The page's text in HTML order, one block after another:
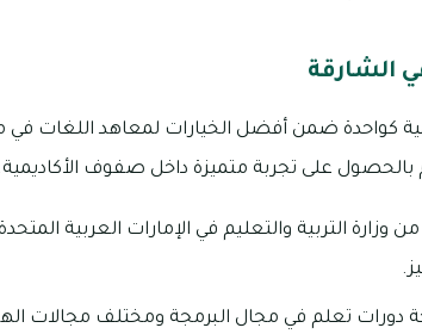
الشارقة
كواحدة ضمن أفضل الخيارات لمعاهد اللغات في
على تجربة متميزة داخل صفوف الأكاديمية.
من وزارة التربية والتعليم في الإمارات العربية
دورات تعلم في مجال البرمجة ومختلف مجالات